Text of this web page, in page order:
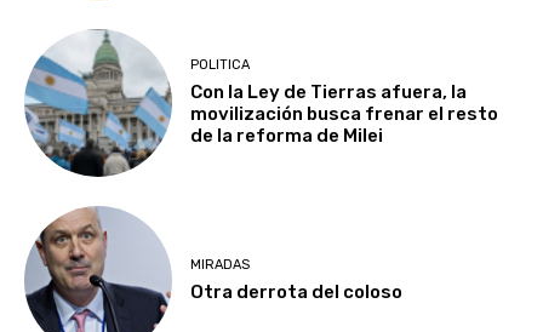
POLITICA
Con la Ley de Tierras afuera, la
movilización busca frenar el resto
de la reforma de Milei
MIRADAS
Otra derrota del coloso